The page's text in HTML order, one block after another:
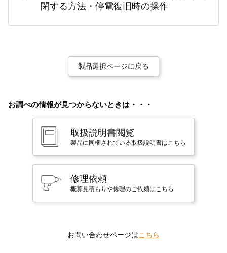
閉する方法・停電復旧時の操作
製品選択ページに戻る
お調べの情報が見つからないときは・・・
取扱説明書閲覧
製品に同梱されている取扱説明書はこちら
修理依頼
概算見積もりや修理のご依頼はこちら
お問い合わせページはこちら